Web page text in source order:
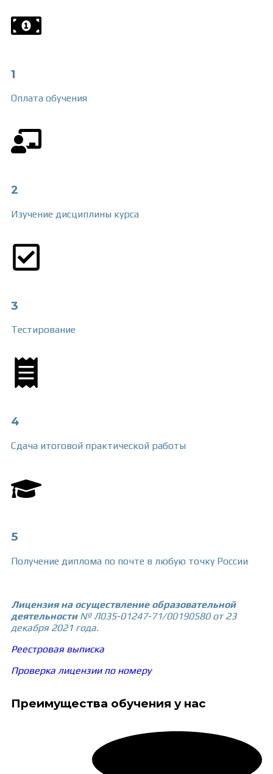
1
Оплата обучения
2
Изучение дисциплины курса
3
Тестирование
4
Сдача итоговой практической работы
5
Получение диплома по почте в любую точку России
Лицензия на осуществление образовательной
деятельности№ Л035-01247-71/00190580 от 23
декабря 2021 года.
Реестровая выписка
Проверка лицензии по номеру
Преимущества обучения у нас